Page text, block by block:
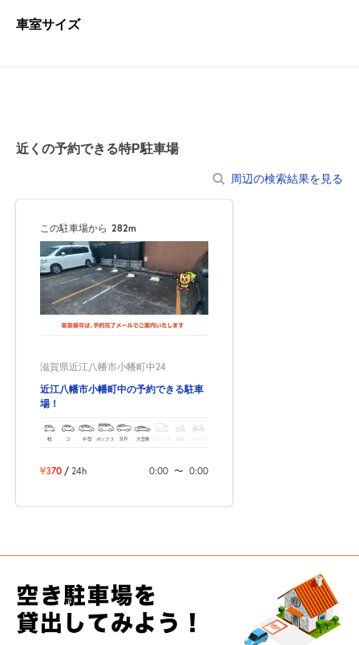
車室サイズ
近くの予約できる特P駐車場
周辺の検索結果を見る
この駐車場から 282m
滋賀県近江八幡市小幡町中24
近江八幡市小幡町中の予約できる駐車
場！
軽 コ 中型 ボックス SUV 大型車 トラック バイク
¥370 / 24h 0:00 〜 0:00